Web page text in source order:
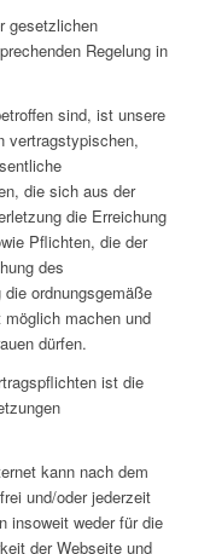
gesetzlichen
Regelung in
sind, ist unsere
vertragstypischen,
die sich aus der
die Erreichung
Pflichten, die der
des
ordnungsgemäße
möglich machen und
dürfen.
ist die
kann nach dem
und/oder jederzeit
insoweit weder für die
der Webseite und